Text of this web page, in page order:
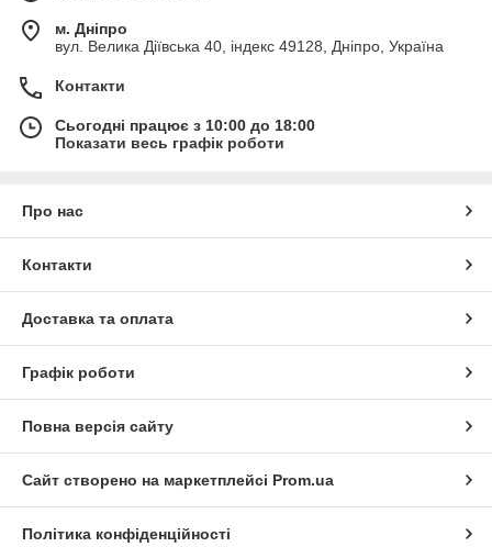
м. Дніпро
вул. Велика Діївська 40, індекс 49128, Дніпро, Україна
Контакти
Сьогодні працює з 10:00 до 18:00
Показати весь графік роботи
Про нас
Контакти
Доставка та оплата
Графік роботи
Повна версія сайту
Сайт створено на маркетплейсі Prom.ua
Політика конфіденційності